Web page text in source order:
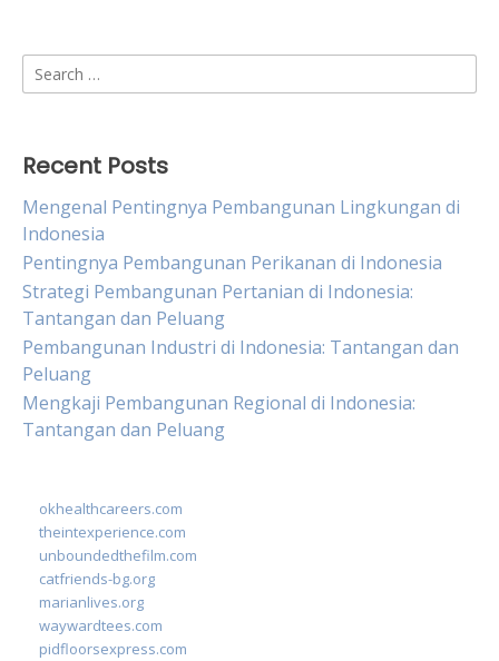
Search
for:
Recent Posts
Mengenal Pentingnya Pembangunan Lingkungan di
Indonesia
Pentingnya Pembangunan Perikanan di Indonesia
Strategi Pembangunan Pertanian di Indonesia:
Tantangan dan Peluang
Pembangunan Industri di Indonesia: Tantangan dan
Peluang
Mengkaji Pembangunan Regional di Indonesia:
Tantangan dan Peluang
okhealthcareers.com
theintexperience.com
unboundedthefilm.com
catfriends-bg.org
marianlives.org
waywardtees.com
pidfloorsexpress.com